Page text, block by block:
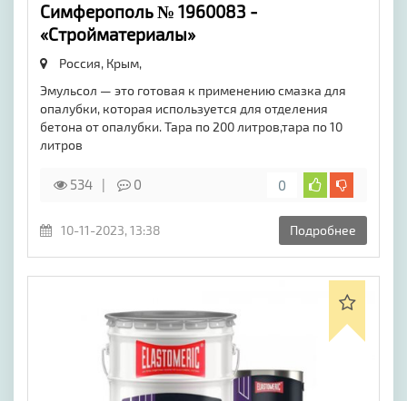
Симферополь № 1960083 -
«Стройматериалы»
Россия, Крым,
Эмульсол — это готовая к применению смазка для
опалубки, которая используется для отделения
бетона от опалубки. Тара по 200 литров,тара по 10
литров
534 0 0
10-11-2023, 13:38 Подробнее